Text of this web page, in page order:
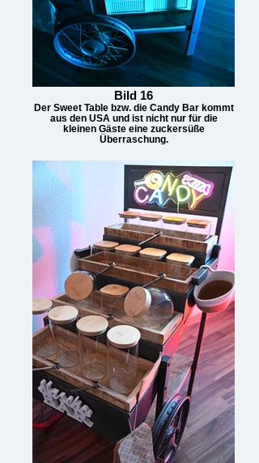
Bild 16
Der Sweet Table bzw. die Candy Bar kommt
aus den USA und ist nicht nur für die
kleinen Gäste eine zuckersüße
Überraschung.